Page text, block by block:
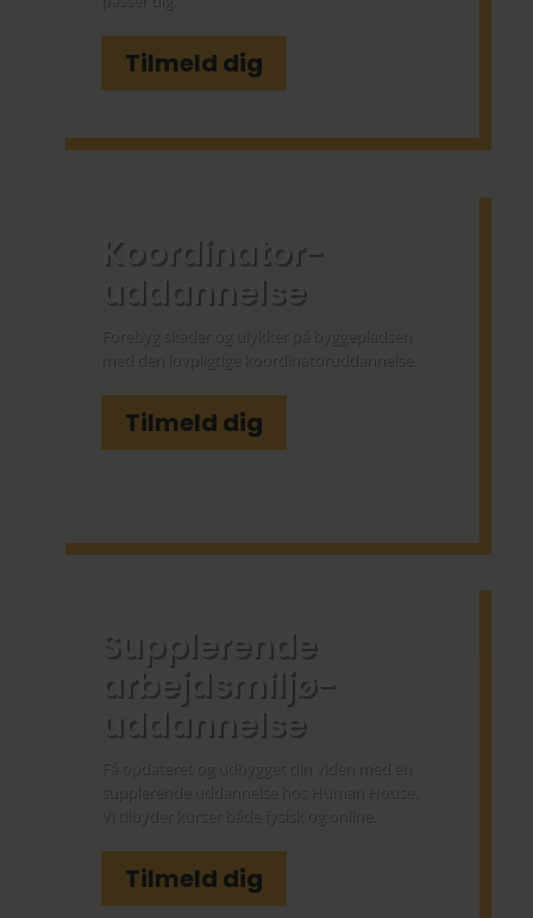
Tilmeld dig
Koordinator­
uddannelse
Forebyg skader og ulykker på byggepladsen
med den lovpligtige koordinatoruddannelse.
Tilmeld dig
Supplerende
arbejdsmiljø­
uddannelse
Få opdateret og udbygget din viden med en
supplerende uddannelse hos Human House.
Vi tilbyder kurser både fysisk og online.
Tilmeld dig